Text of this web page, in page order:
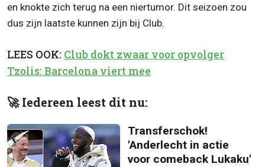
en knokte zich terug na een niertumor. Dit seizoen zou
dus zijn laatste kunnen zijn bij Club.
LEES OOK: Club dokt zwaar voor opvolger
Tzolis: Barcelona viert mee
🚀 Iedereen leest dit nu:
Transferschok!
'Anderlecht in actie
voor comeback Lukaku'